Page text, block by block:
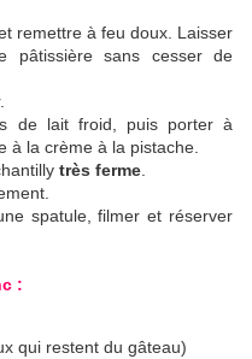
remettre à feu doux. Laisser
pâtissière sans cesser de
de lait froid, puis porter à
à la crème à la pistache.
très ferme
spatule, filmer et réserver
:
qui restent du gâteau)